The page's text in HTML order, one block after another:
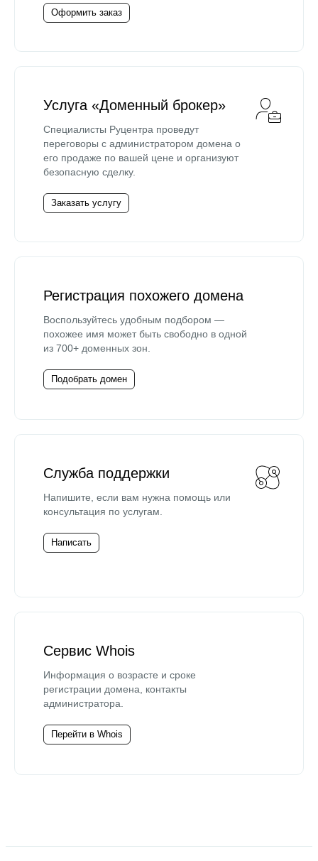
Оформить заказ
Услуга «Доменный брокер»
Специалисты Руцентра проведут
переговоры с администратором домена о
его продаже по вашей цене и организуют
безопасную сделку.
Заказать услугу
Регистрация похожего домена
Воспользуйтесь удобным подбором —
похожее имя может быть свободно в одной
из 700+ доменных зон.
Подобрать домен
Служба поддержки
Напишите, если вам нужна помощь или
консультация по услугам.
Написать
Сервис Whois
Информация о возрасте и сроке
регистрации домена, контакты
администратора.
Перейти в Whois